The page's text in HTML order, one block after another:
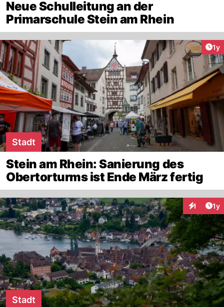
Neue Schulleitung an der
Primarschule Stein am Rhein
1y
Stadt
Stein am Rhein: Sanierung des
Obertorturms ist Ende März fertig
1 1y
Stadt